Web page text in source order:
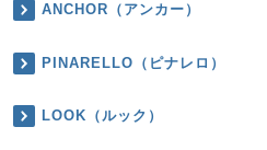
ANCHOR（アンカー）
PINARELLO（ピナレロ）
LOOK（ルック）